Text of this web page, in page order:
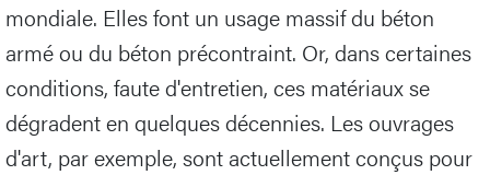
mondiale. Elles font un usage massif du béton
armé ou du béton précontraint. Or, dans certaines
conditions, faute d'entretien, ces matériaux se
dégradent en quelques décennies. Les ouvrages
d'art, par exemple, sont actuellement conçus pour